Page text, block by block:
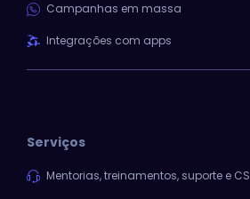
Campanhas em massa
Integrações com apps
Serviços
Mentorias, treinamentos, suporte e CS